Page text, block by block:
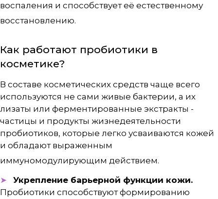
воспаления и способствует её естественному
восстановлению.
Как работают пробиотики в
косметике?
В составе косметических средств чаще всего
используются не сами живые бактерии, а их
лизаты или ферментированные экстракты -
частицы и продукты жизнедеятельности
пробиотиков, которые легко усваиваются кожей
и обладают выраженным
иммуномодулирующим действием.
Укрепление барьерной функции кожи.
Пробиотики способствуют формированию